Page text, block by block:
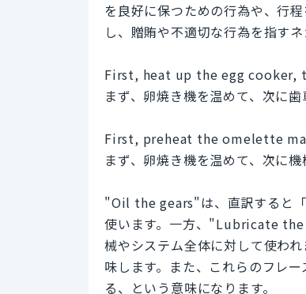
を良好に保つための行為や、行
し、贈賄や不適切な行為を指す
First, heat up the egg cooker,
まず、卵焼き機を温めて、次に歯
First, preheat the omelette
まず、卵焼き機を温めて、次に機
"Oil the gears"は、直訳すると
使います。一方、"Lubricate the
械やシステム全体に対して使わ
味します。また、これらのフレ
る、という意味になります。